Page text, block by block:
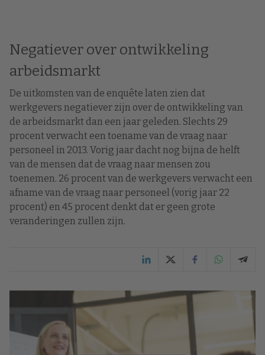
Negatiever over ontwikkeling
arbeidsmarkt
De uitkomsten van de enquête laten zien dat
werkgevers negatiever zijn over de ontwikkeling van
de arbeidsmarkt dan een jaar geleden. Slechts 29
procent verwacht een toename van de vraag naar
personeel in 2013. Vorig jaar dacht nog bijna de helft
van de mensen dat de vraag naar mensen zou
toenemen. 26 procent van de werkgevers verwacht een
afname van de vraag naar personeel (vorig jaar 22
procent) en 45 procent denkt dat er geen grote
veranderingen zullen zijn.